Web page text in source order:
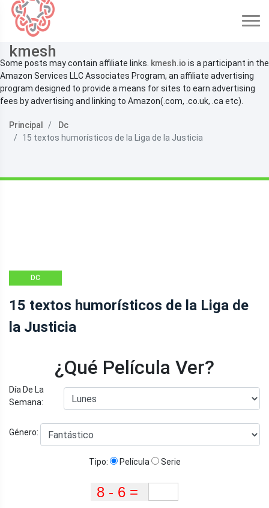
kmesh
Some posts may contain affiliate links. kmesh.io is a participant in the
Amazon Services LLC Associates Program, an affiliate advertising
program designed to provide a means for sites to earn advertising
fees by advertising and linking to Amazon(.com, .co.uk, .ca etc).
Principal
Dc
15 textos humorísticos de la Liga de la Justicia
DC
15 textos humorísticos de la Liga de
la Justicia
¿Qué Película Ver?
Día De La
Semana:
Género:
Tipo: Película Serie